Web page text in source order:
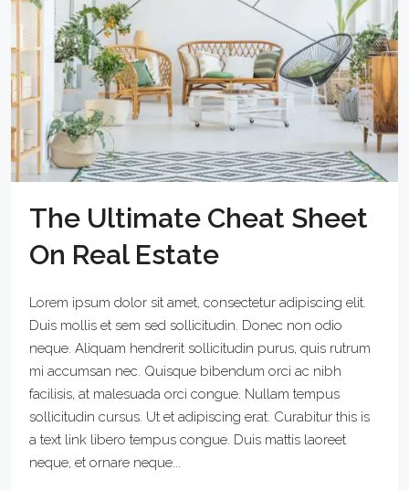
The Ultimate Cheat Sheet
On Real Estate
Lorem ipsum dolor sit amet, consectetur adipiscing elit.
Duis mollis et sem sed sollicitudin. Donec non odio
neque. Aliquam hendrerit sollicitudin purus, quis rutrum
mi accumsan nec. Quisque bibendum orci ac nibh
facilisis, at malesuada orci congue. Nullam tempus
sollicitudin cursus. Ut et adipiscing erat. Curabitur this is
a text link libero tempus congue. Duis mattis laoreet
neque, et ornare neque...